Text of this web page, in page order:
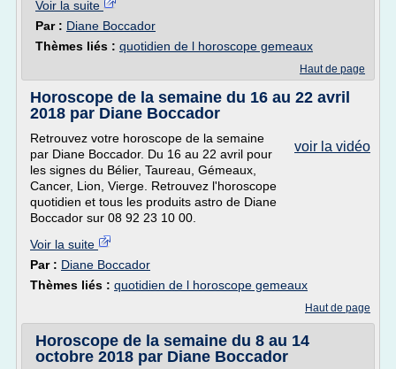
Voir la suite
Par : Diane Boccador
Thèmes liés : quotidien de l horoscope gemeaux
Haut de page
Horoscope de la semaine du 16 au 22 avril
2018 par Diane Boccador
voir la vidéo
Retrouvez votre horoscope de la semaine
par Diane Boccador. Du 16 au 22 avril pour
les signes du Bélier, Taureau, Gémeaux,
Cancer, Lion, Vierge. Retrouvez l'horoscope
quotidien et tous les produits astro de Diane
Boccador sur 08 92 23 10 00.
Voir la suite
Par : Diane Boccador
Thèmes liés : quotidien de l horoscope gemeaux
Haut de page
Horoscope de la semaine du 8 au 14
octobre 2018 par Diane Boccador